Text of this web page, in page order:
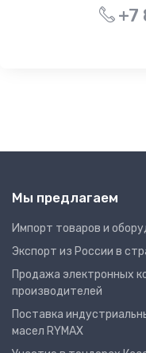
+7
Мы предлагаем
Импорт товаров и
Экспорт из России в
Продажа электронных
производителей
Поставка
масел RYMAX